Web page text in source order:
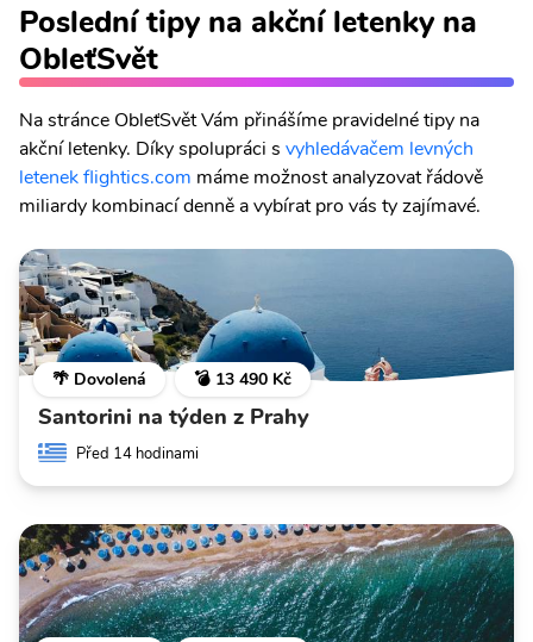
Poslední tipy na akční letenky na
ObleťSvět
Na stránce ObleťSvět Vám přinášíme pravidelné tipy na
akční letenky. Díky spolupráci s vyhledávačem levných
letenek flightics.com máme možnost analyzovat řádově
miliardy kombinací denně a vybírat pro vás ty zajímavé.
🌴 Dovolená 💣 13 490 Kč
Santorini na týden z Prahy
Před 14 hodinami